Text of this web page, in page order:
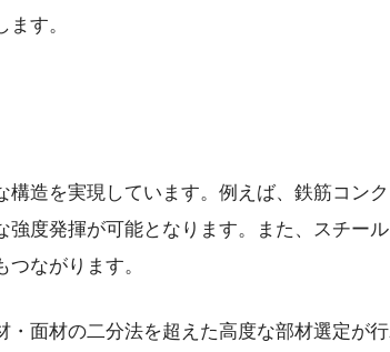
す。
造を実現しています。例えば、鉄筋コン
度発揮が可能となります。また、スチー
ながります。
面材の二分法を超えた高度な部材選定が